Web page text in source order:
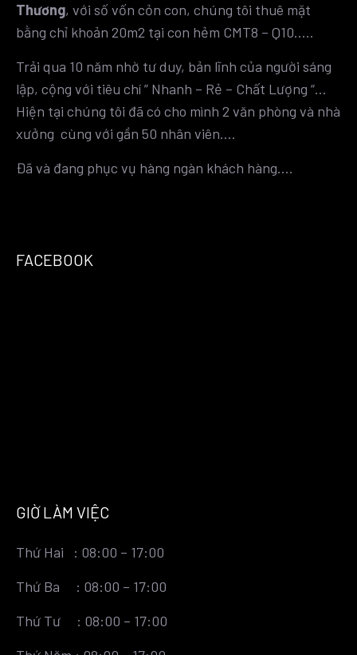
Thương, với số vốn cỏn con, chúng tôi thuê mặt
bằng chỉ khoản 20m2 tại con hẻm CMT8 – Q10…..
Trải qua 10 năm nhờ tư duy, bản lĩnh của người sáng
lập, cộng với tiêu chí ” Nhanh – Rẻ – Chất Lượng “…
Hiện tại chúng tôi đã có cho mình 2 văn phòng và nhà
xưởng cùng với gần 50 nhân viên….
Đã và đang phục vụ hàng ngàn khách hàng….
FACEBOOK
GIỜ LÀM VIỆC
Thứ Hai : 08:00 – 17:00
Thứ Ba : 08:00 – 17:00
Thứ Tư : 08:00 – 17:00